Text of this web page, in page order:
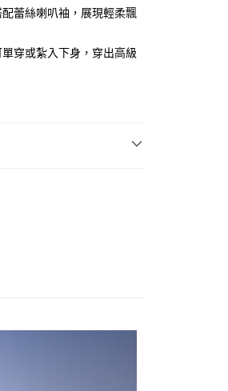
後會自動跳轉到大哥付的交易
繳款截止日，確認付款後即
續交易確認頁面所載為準。
審核未通過，訂單將自動取
以下簡稱本公司）所提供，讓
，並由商店將買賣／分期付
司帳單繳交帳款。
關係目的，商店將以您的個人
費
費
蕾絲喇叭袖，展現輕柔飄
穿或紮入下身，穿出高級